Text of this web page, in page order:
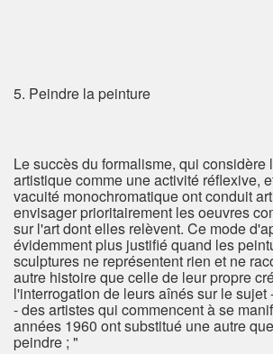
5. Peindre la peinture
Le succès du formalisme, qui considère
artistique comme une activité réflexive,
vacuité monochromatique ont conduit
envisager prioritairement les oeuvres
sur l'art dont elles relèvent. Ce mode
évidemment plus justifié quand les
sculptures ne représentent rien et ne
autre histoire que celle de leur propre
l'interrogation de leurs aînés sur le sujet
- des artistes qui commencent à se
années 1960 ont substitué une autre
peindre ; "